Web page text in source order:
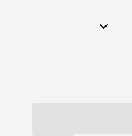
我们！